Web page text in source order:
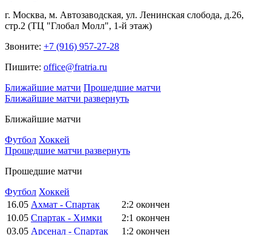
г. Москва, м. Автозаводская, ул. Ленинская слобода, д.26,
стр.2 (ТЦ "Глобал Молл", 1-й этаж)
Звоните: +7 (916) 957-27-28
Пишите: office@fratria.ru
Ближайшие матчи Прошедшие матчи
Ближайшие матчи развернуть
Ближайшие матчи
Футбол Хоккей
Прошедшие матчи развернуть
Прошедшие матчи
Футбол Хоккей
16.05 Ахмат - Спартак 2:2 окончен
10.05 Спартак - Химки 2:1 окончен
03.05 Арсенал - Спартак 1:2 окончен